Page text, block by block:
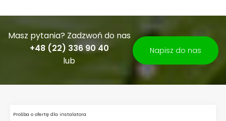
Masz pytania? Zadzwoń do nas
+48 (22) 336 90 40
lub
Napisz do nas
Prośba o ofertę dla instalatora